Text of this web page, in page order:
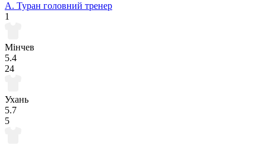
А. Туран головний тренер
1
Мінчев
5.4
24
Ухань
5.7
5